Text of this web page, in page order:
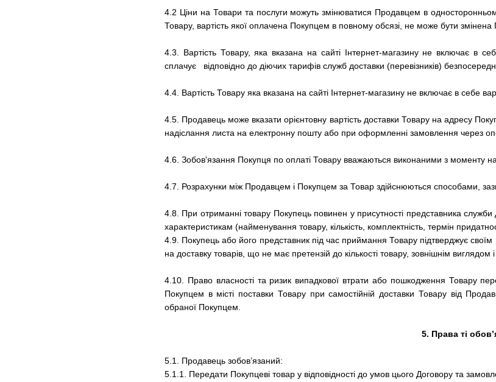
4.2 Ціни на Товари та послуги можуть змінюватися Продавцем в
Товару, вартість якої оплачена Покупцем в повному обсязі, не може бути
4.3. Вартість Товару, яка вказана на сайті Інтернет-магазину не включає в
сплачує відповідно до діючих тарифів служб доставки (перевізників)
4.4. Вартість Товару яка вказана на сайті Інтернет-магазину не включає в себе
4.5. Продавець може вказати орієнтовну вартість доставки Товару на адресу
надіслання листа на електронну пошту або при оформленні замовлення через
4.6. Зобов'язання Покупця по оплаті Товару вважаються виконаними з моменту
4.7. Розрахунки між Продавцем і Покупцем за Товар здійснюються способами,
4.8. При отриманні товару Покупець повинен у присутності представника служби
характеристикам (найменування товару, кількість, комплектність, термін
4.9. Покупець або його представник під час приймання Товару підтверджує
на доставку товарів, що не має претензій до кількості товару, зовнішнім виглядом
4.10. Право власності та ризик випадкової втрати або пошкодження Товару
Покупцем в місті поставки Товару при самостійній доставки Товару від
обраної Покупцем.
5. Права ті
5.1. Продавець зобов’язаний:
5.1.1. Передати Покупцеві товар у відповідності до умов цього Договору та